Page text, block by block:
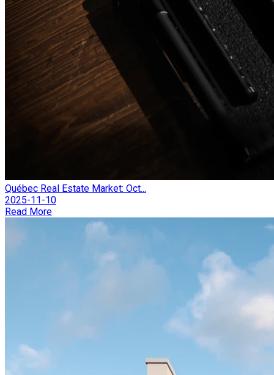
Québec Real Estate Market: Oct...
2025-11-10
Read More